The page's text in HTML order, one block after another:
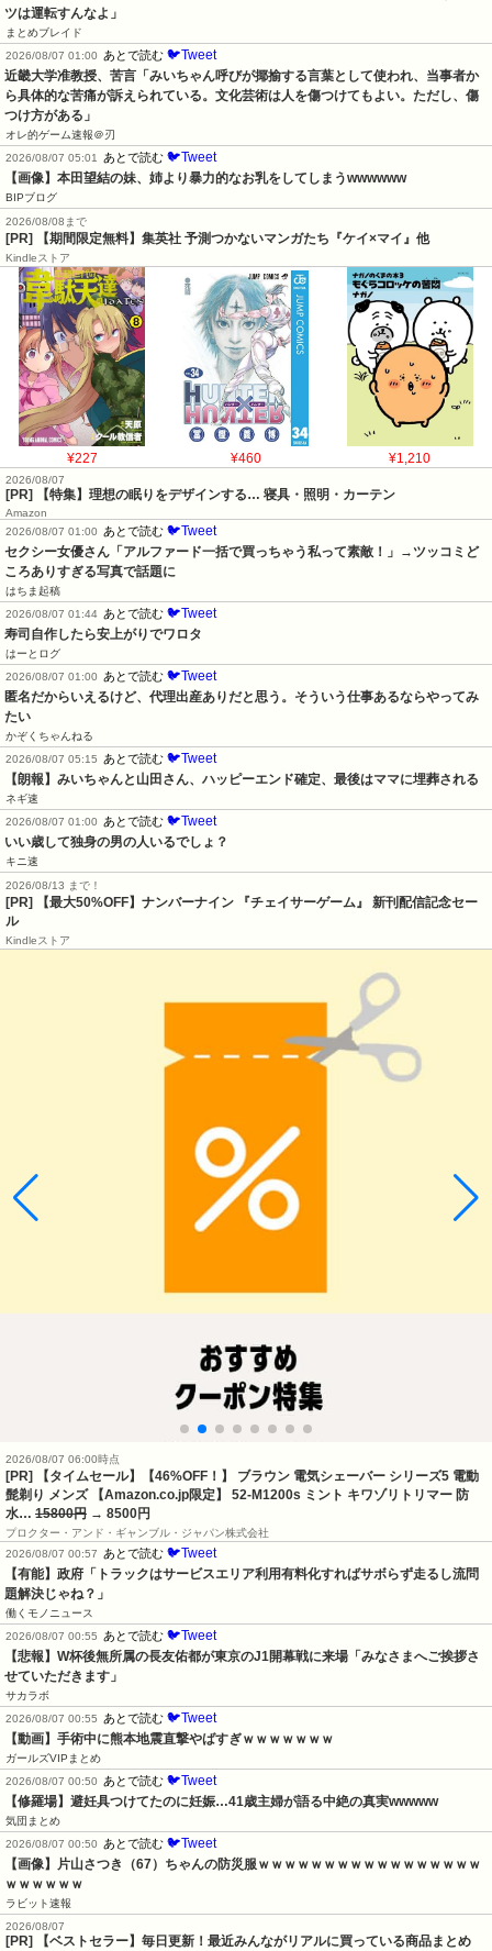
ツは運転すんなよ」
まとめブレイド
2026/08/07 01:00
あとで読む 🐦Tweet
近畿大学准教授、苦言「みいちゃん呼びが揶揄する言葉として使われ、当事者か
ら具体的な苦痛が訴えられている。文化芸術は人を傷つけてもよい。ただし、傷
つけ方がある」
オレ的ゲーム速報＠刃
2026/08/07 05:01
あとで読む 🐦Tweet
【画像】本田望結の妹、姉より暴力的なお乳をしてしまうwwwwww
BIPブログ
2026/08/08まで
[PR] 【期間限定無料】集英社 予測つかないマンガたち『ケイ×マイ』他
Kindleストア
¥227 ¥460 ¥1,210
2026/08/07
[PR] 【特集】理想の眠りをデザインする… 寝具・照明・カーテン
Amazon
2026/08/07 01:00
あとで読む 🐦Tweet
セクシー女優さん「アルファード一括で買っちゃう私って素敵！」→ツッコミど
ころありすぎる写真で話題に
はちま起稿
2026/08/07 01:44 あとで読む 🐦Tweet
寿司自作したら安上がりでワロタ
はーとログ
2026/08/07 01:00
あとで読む 🐦Tweet
匿名だからいえるけど、代理出産ありだと思う。そういう仕事あるならやってみ
たい
かぞくちゃんねる
2026/08/07 05:15
あとで読む 🐦Tweet
【朗報】みいちゃんと山田さん、ハッピーエンド確定、最後はママに埋葬される
ネギ速
2026/08/07 01:00
あとで読む 🐦Tweet
いい歳して独身の男の人いるでしょ？
キニ速
2026/08/13 まで！
[PR] 【最大50%OFF】ナンバーナイン 『チェイサーゲーム』 新刊配信記念セー
ル
Kindleストア
2026/08/07 06:00時点
[PR] 【タイムセール】【46%OFF！】 ブラウン 電気シェーバー シリーズ5 電動
髭剃り メンズ 【Amazon.co.jp限定】 52-M1200s ミント キワゾリトリマー 防
水… 15800円 → 8500円
プロクター・アンド・ギャンブル・ジャパン株式会社
2026/08/07 00:57
あとで読む 🐦Tweet
【有能】政府「トラックはサービスエリア利用有料化すればサボらず走るし流問
題解決じゃね？」
働くモノニュース
2026/08/07 00:55
あとで読む 🐦Tweet
【悲報】W杯後無所属の長友佑都が東京のJ1開幕戦に来場「みなさまへご挨拶さ
せていただきます」
サカラボ
2026/08/07 00:55
あとで読む 🐦Tweet
【動画】手術中に熊本地震直撃やばすぎｗｗｗｗｗｗｗ
ガールズVIPまとめ
2026/08/07 00:50
あとで読む 🐦Tweet
【修羅場】避妊具つけてたのに妊娠…41歳主婦が語る中絶の真実wwwww
気団まとめ
2026/08/07 00:50
あとで読む 🐦Tweet
【画像】片山さつき（67）ちゃんの防災服ｗｗｗｗｗｗｗｗｗｗｗｗｗｗｗｗｗ
ｗｗｗｗｗｗ
ラビット速報
2026/08/07
[PR] 【ベストセラー】毎日更新！最近みんながリアルに買っている商品まとめ